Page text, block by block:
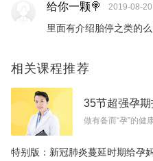
给你一颗🍭 2019-08-20
里面有介绍胎停之类的么
相关课程推荐
做有备而“孕”的健
特别版：新冠肺炎蔓延时期给孕